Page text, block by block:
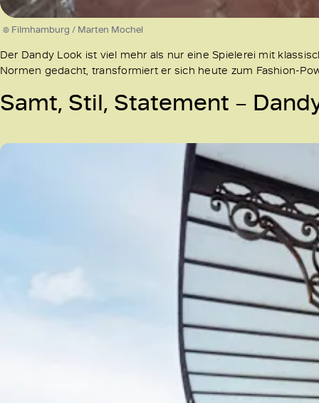
Unmute
© Filmhamburg / Marten Mochel
Der Dandy Look ist viel mehr als nur eine Spielerei mit
Normen gedacht, transformiert er sich heute zum Fashion-
Samt, Stil, Statement –